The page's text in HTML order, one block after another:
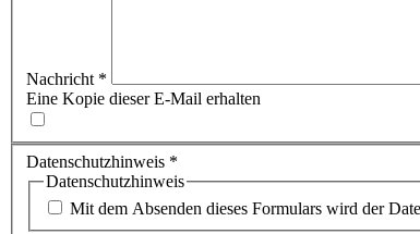
Nachricht *
Eine Kopie dieser E-Mail erhalten
Datenschutzhinweis *
Datenschutzhinweis
Mit dem Absenden dieses Formulars wird der